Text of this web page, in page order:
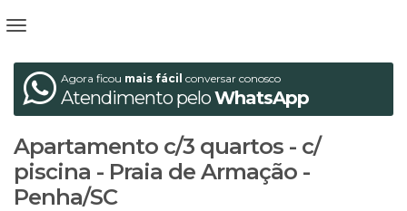
Agora ficou mais fácil conversar conosco
Atendimento peloWhatsApp
Apartamento c/3 quartos - c/
piscina - Praia de Armação -
Penha/SC